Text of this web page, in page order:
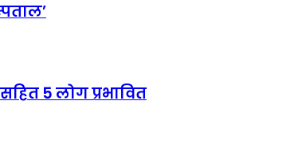
5 लोग प्रभावित